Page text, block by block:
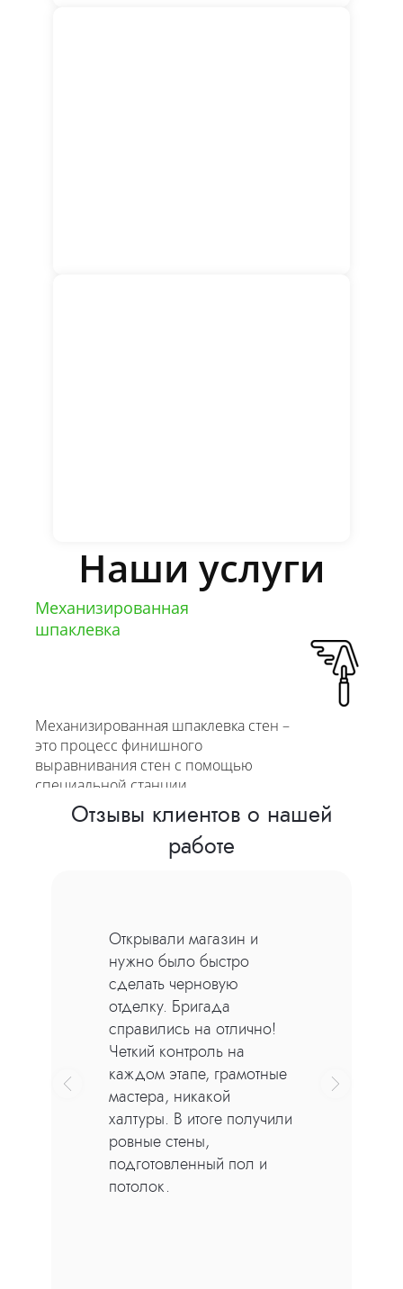
Наши услуги
Механизированная
шпаклевка
Механизированная шпаклевка стен –
это процесс финишного
выравнивания стен с помощью
специальной станции
от 600 руб/м2
мы используем высококачественные
материалы гипсовой и цементно-
песчанной штукатурки
от 600 руб/м2
Механизированная
штукатурка
Полусухая стяжка
пола
Полусухая стяжка пола — технология
Отзывы клиентов о нашей
работе
Строили загородный дом
и искали подрядчика на
черновую отделку.
Мастера выполнили все
работы: штукатурку,
шпаклевку, стяжку пола.
Все в срок, слаженная
работа команды, никаких
задержек. Готовая база
под финишную отделку,
надежный исполнитель!